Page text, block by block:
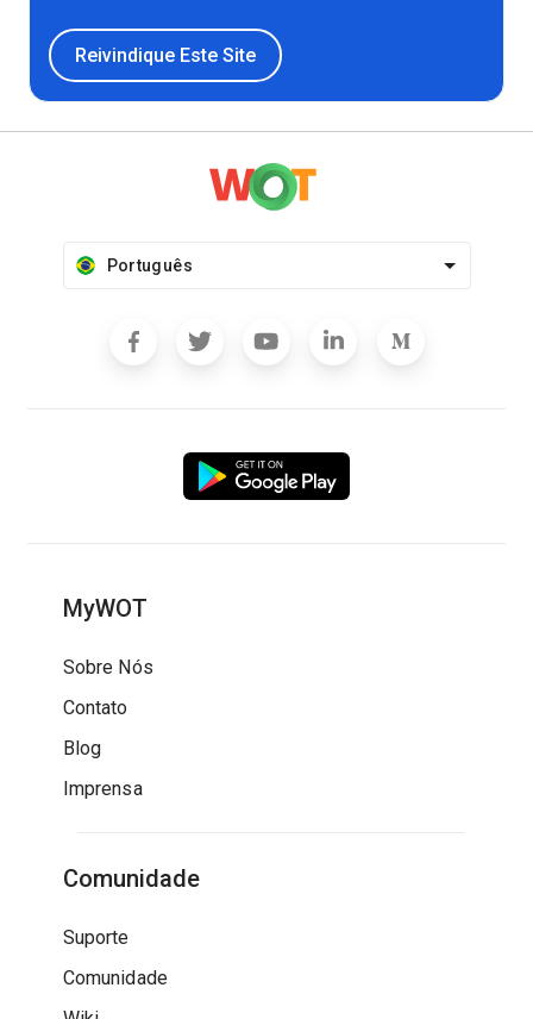
Reivindique Este Site
Português
MyWOT
Sobre Nós
Contato
Blog
Imprensa
Comunidade
Suporte
Comunidade